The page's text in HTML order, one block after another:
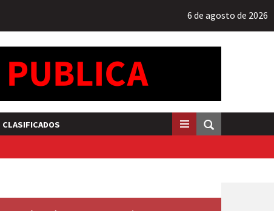
6 de agosto de 2026
CLASIFICADOS